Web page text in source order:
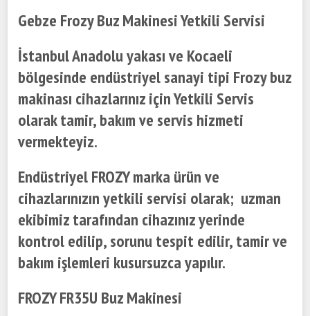
Gebze Frozy Buz Makinesi Yetkili Servisi
İstanbul Anadolu yakası ve Kocaeli
bölgesinde endüstriyel sanayi tipi Frozy buz
makinası cihazlarınız için Yetkili Servis
olarak tamir, bakım ve servis hizmeti
vermekteyiz.
Endüstriyel FROZY marka ürün ve
cihazlarınızın yetkili servisi olarak; uzman
ekibimiz tarafından cihazınız yerinde
kontrol edilip, sorunu tespit edilir, tamir ve
bakım işlemleri kusursuzca yapılır.
FROZY FR35U Buz Makinesi